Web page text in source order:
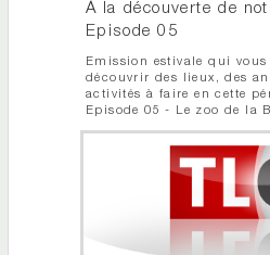
À la découverte de
Episode 05
Emission estivale qui vous
découvrir des lieux, des
activités à faire en cette
Episode 05 - Le zoo de la